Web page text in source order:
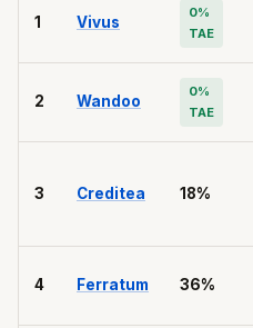
1 Vivus
0%
TAE
2 Wandoo
0%
TAE
3 Creditea 18%
4 Ferratum 36%